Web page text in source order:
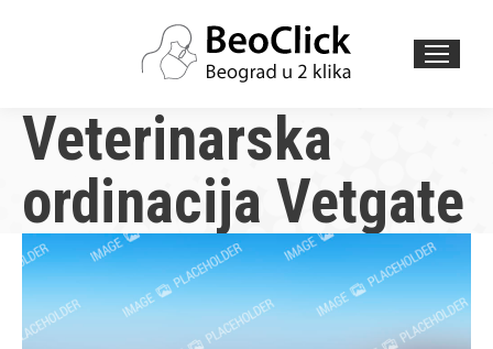
Veterinarska
ordinacija Vetgate